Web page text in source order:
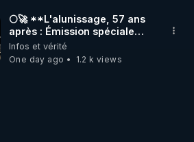
DES PARTENAIRES
🌕🚀 **L'alunissage, 57 ans
après : Émission spéciale
avec John Doe !** 👨 🚀✨
Infos et vérité
One day ago
1.2 k views